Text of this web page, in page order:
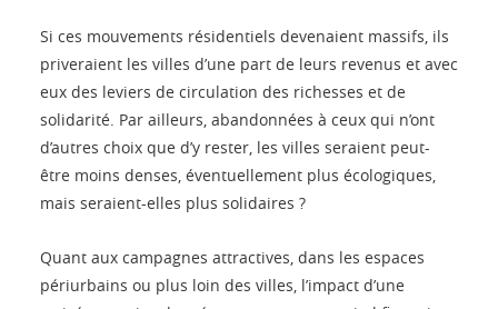
Si ces mouvements résidentiels devenaient massifs, ils
priveraient les villes d’une part de leurs revenus et avec
eux des leviers de circulation des richesses et de
solidarité. Par ailleurs, abandonnées à ceux qui n’ont
d’autres choix que d’y rester, les villes seraient peut-
être moins denses, éventuellement plus écologiques,
mais seraient-elles plus solidaires ?
Quant aux campagnes attractives, dans les espaces
périurbains ou plus loin des villes, l’impact d’une